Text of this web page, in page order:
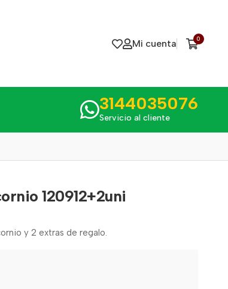
Mi cuenta 0
3144035076
Servicio al cliente
120912+2uni
y 2 extras de regalo.